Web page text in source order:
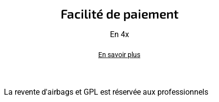
Facilité de paiement
En 4x
En savoir plus
La revente d'airbags et GPL est réservée aux professionnels